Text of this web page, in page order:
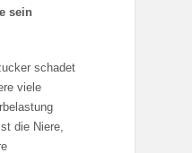
sein
schadet
viele
die Niere,